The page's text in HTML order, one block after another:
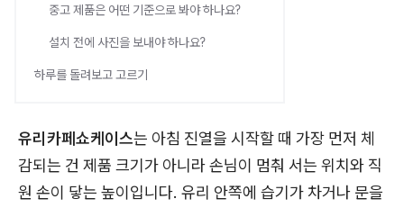
중고 제품은 어떤 기준으로 봐야 하나요?
설치 전에 사진을 보내야 하나요?
하루를 돌려보고 고르기
유리카페쇼케이스는 아침 진열을 시작할 때 가장 먼저 체
감되는 건 제품 크기가 아니라 손님이 멈춰 서는 위치와 직
원 손이 닿는 높이입니다. 유리 안쪽에 습기가 차거나 문을